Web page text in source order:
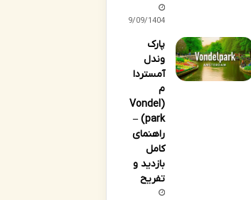
29/09/1404
پارک
وندل
آمستردا
م
(Vondel
park) –
راهنمای
کامل
بازدید و
تفریح